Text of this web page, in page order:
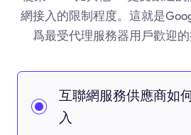
網接入的限制程度。這就是
爲最受代理服務器用戶歡迎的
互聯網服務供應商如
入